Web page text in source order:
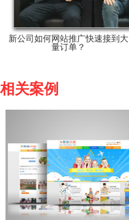
新公司如何网站推广快速接到大
量订单？
相关案例